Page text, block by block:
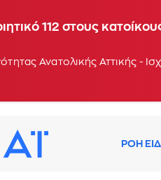
112 στους
Ανατολικής Αττικής -
ΡΟΗ